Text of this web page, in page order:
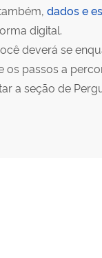
dados e
digital.
deverá se
os passos a
a seção de